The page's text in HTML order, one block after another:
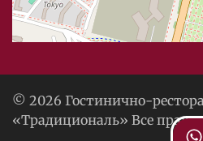
© 2026 Гостинично-
«Традициональ» Все